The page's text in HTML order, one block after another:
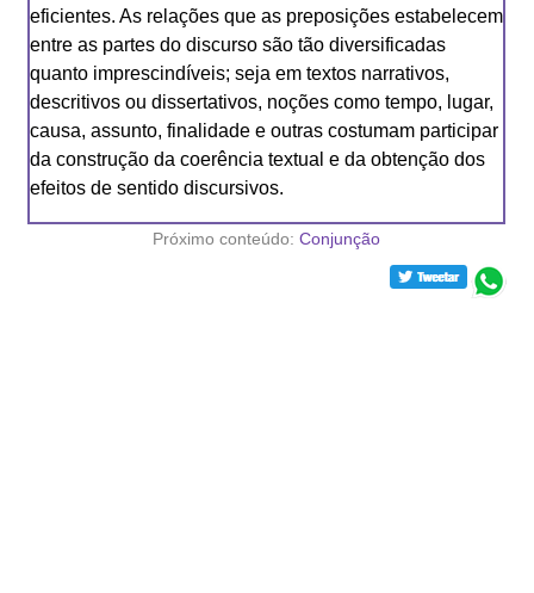
eficientes. As relações que as preposições estabelecem
entre as partes do discurso são tão diversificadas
quanto imprescindíveis; seja em textos narrativos,
descritivos ou dissertativos, noções como tempo, lugar,
causa, assunto, finalidade e outras costumam participar
da construção da coerência textual e da obtenção dos
efeitos de sentido discursivos.
Próximo conteúdo:Conjunção